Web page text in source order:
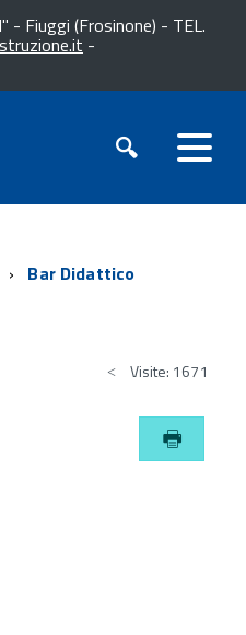
- Fiuggi (Frosinone) - TEL.
-
Bar Didattico
Visite: 1671